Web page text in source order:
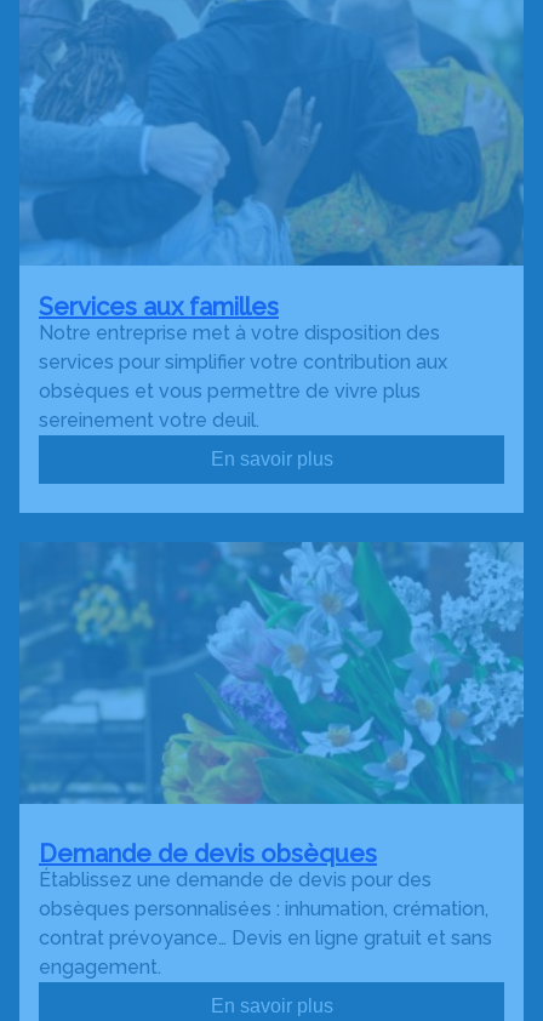
Services aux familles
Notre entreprise met à votre disposition des
services pour simplifier votre contribution aux
obsèques et vous permettre de vivre plus
sereinement votre deuil.
En savoir plus
Demande de devis obsèques
Établissez une demande de devis pour des
obsèques personnalisées : inhumation, crémation,
contrat prévoyance… Devis en ligne gratuit et sans
engagement.
En savoir plus